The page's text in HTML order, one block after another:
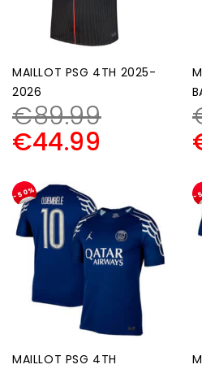
MAILLOT PSG 4TH 2025-
2026
€89.99
€44.99
-50%
MAILLOT PSG 4TH
-